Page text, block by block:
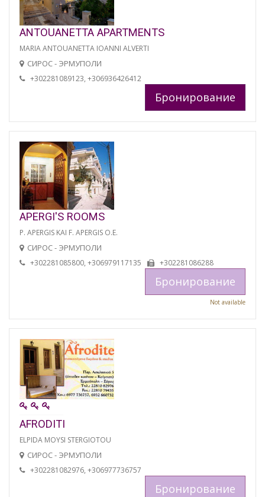
ANTOUANETTA APARTMENTS
MARIA ANTOUANETTA IOANNI ALVERTI
СИРОС - ЭРМУПОЛИ
+302281089123, +306936426412
Бронирование
APERGI'S ROOMS
P. APERGIS KAI F. APERGIS O.E.
СИРОС - ЭРМУПОЛИ
+302281085800, +306979117135 +302281086288
Бронирование
Not available
AFRODITI
ELPIDA MOYSI STERGIOTOU
СИРОС - ЭРМУПОЛИ
+302281082976, +306977736757
Бронирование